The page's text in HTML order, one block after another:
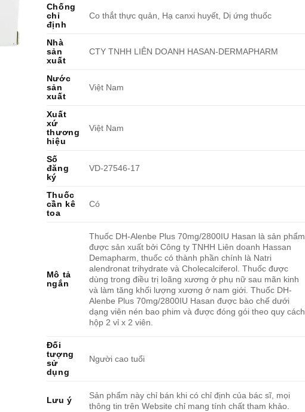
Chống
chỉ
định
Co thắt thực quản, Hạ canxi huyết, Dị ứng thuốc
Nhà
sản
xuất
CTY TNHH LIÊN DOANH HASAN-DERMAPHARM
Nước
sản
xuất
Việt Nam
Xuất
xứ
thương
hiệu
Việt Nam
Số
đăng
ký
VD-27546-17
Thuốc
cần kê
toa
Có
Mô tả
ngắn
Thuốc DH-Alenbe Plus 70mg/2800IU Hasan là sản phẩm
được sản xuất bởi Công ty TNHH Liên doanh Hassan
Demapharm, thuốc có thành phần chính là Natri
alendronat trihydrate và Cholecalciferol. Thuốc được
dùng trong điều trị loãng xương ở phụ nữ sau mãn kinh
và làm tăng khối lượng xương ở nam giới. Thuốc DH-
Alenbe Plus 70mg/2800IU Hasan được bào chế dưới
dạng viên nén bao phim và được đóng gói theo quy cách
hộp 2 vỉ x 2 viên.
Đối
tượng
sử
dụng
Người cao tuổi
Lưu ý
Sản phẩm này chỉ bán khi có chỉ định của bác sĩ, mọi
thông tin trên Website chỉ mang tính chất tham khảo.